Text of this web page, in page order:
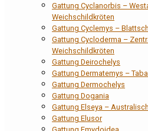
Gattung Cyclanorbis –
Weichschildkröten
Gattung Cyclemys –
Gattung Cycloderma –
Weichschildkröten
Gattung Deirochelys
Gattung Dermatemys –
Gattung Dermochelys
Gattung Dogania
Gattung Elseya –
Gattung Elusor